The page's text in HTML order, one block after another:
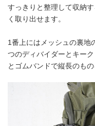
すっきりと整理して収納
く取り出せます。
1番上にはメッシュの裏地
つのディバイダーとキー
とゴムバンドで縦長のも